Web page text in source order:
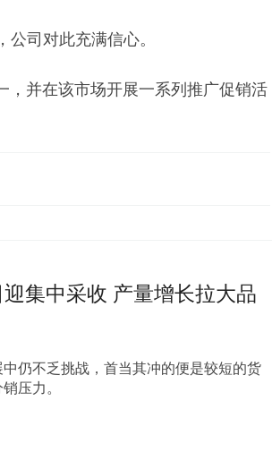
司对此充满信心。
，并在该市场开展一系列推广促销活
集中采收 产量增长拉大品
仍不乏挑战，首当其冲的便是较短的货
压力。